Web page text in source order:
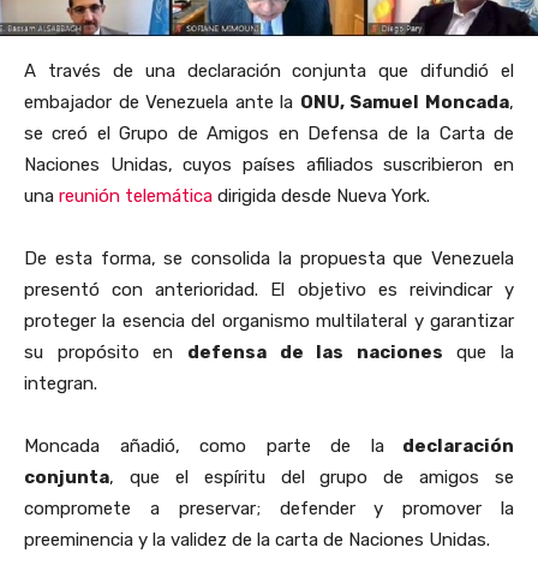
A través de una declaración conjunta que difundió el
embajador de Venezuela ante la ONU, Samuel Moncada,
se creó el Grupo de Amigos en Defensa de la Carta de
Naciones Unidas, cuyos países afiliados suscribieron en
una reunión telemática dirigida desde Nueva York.
De esta forma, se consolida la propuesta que Venezuela
presentó con anterioridad. El objetivo es reivindicar y
proteger la esencia del organismo multilateral y garantizar
su propósito en defensa de las naciones que la
integran.
Moncada añadió, como parte de ladeclaración
conjunta, que el espíritu del grupo de amigos se
compromete a preservar; defender y promover la
preeminencia y la validez de la carta de Naciones Unidas.